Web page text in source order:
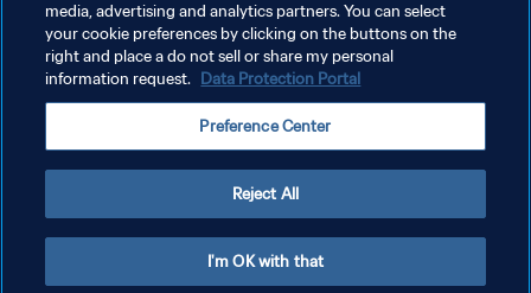
POLÍTICA DE PRIVACIDAD
AJUSTAR LA CONFIGURACIÓN DE LAS COOKIES
Copyright © 1994 - 2026 FIFA. Todos los derechos reservados.
media, advertising and analytics partners. You can select
your cookie preferences by clicking on the buttons on the
right and place a do not sell or share my personal
information request. Data Protection Portal
Preference Center
Reject All
I'm OK with that